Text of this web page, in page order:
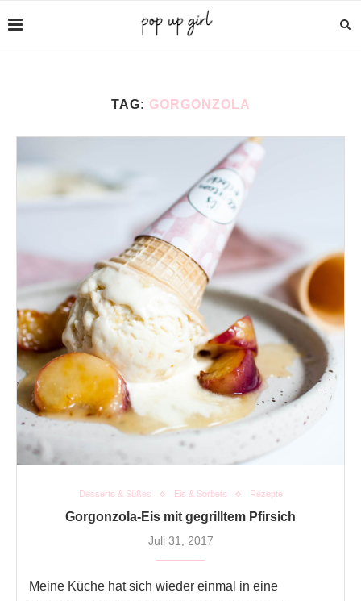
TAG: GORGONZOLA
Desserts & Süßes Eis & Sorbets Rezepte
Gorgonzola-Eis mit gegrilltem Pfirsich
Juli 31, 2017
Meine Küche hat sich wieder einmal in eine